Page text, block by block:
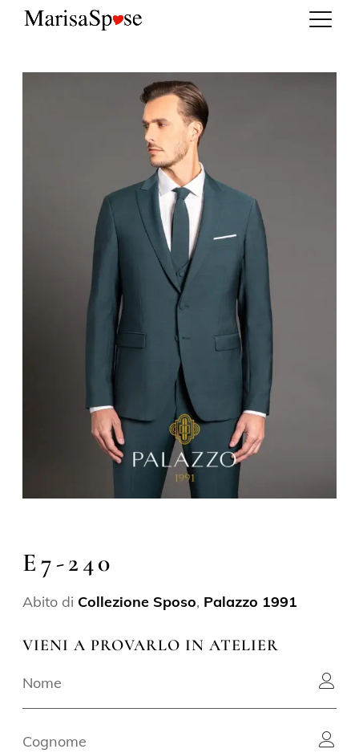
E7-240
Abito di Collezione Sposo, Palazzo 1991
VIENI A PROVARLO IN ATELIER